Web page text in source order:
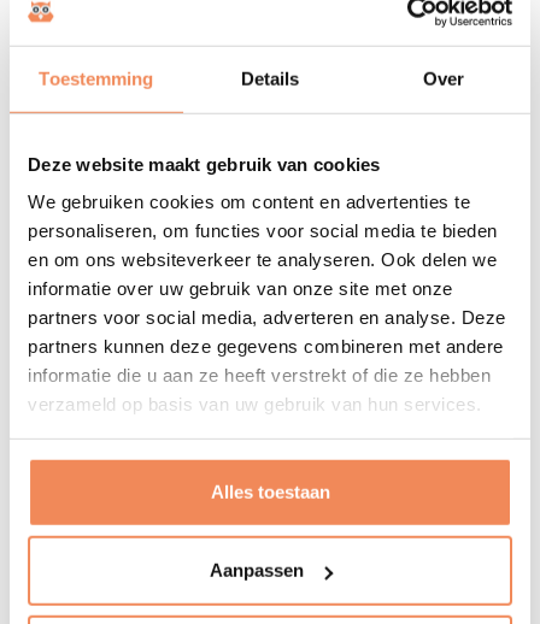
Toestemming Details Over
Deze website maakt gebruik van cookies
We gebruiken cookies om content en advertenties te
personaliseren, om functies voor social media te bieden
en om ons websiteverkeer te analyseren. Ook delen we
informatie over uw gebruik van onze site met onze
partners voor social media, adverteren en analyse. Deze
partners kunnen deze gegevens combineren met andere
informatie die u aan ze heeft verstrekt of die ze hebben
verzameld op basis van uw gebruik van hun services.
Alles toestaan
Aanpassen
Waarom ik doe waar ik mee bezig ben? Omdat het mij
leveren waarmee ik mensen of organisatie kan helpen.
Vrije tijd
Show- en Marchingband Exempel: sousafonist en
voorzitter
Filmmuziek: John Williams, John Powell, Bryan Tyler,
Two Steps from Hell, Hans Zimmer
Gaming: Assasins Creed, Super Mario, God of War,
Civilization
Bezoek aan de Efteling